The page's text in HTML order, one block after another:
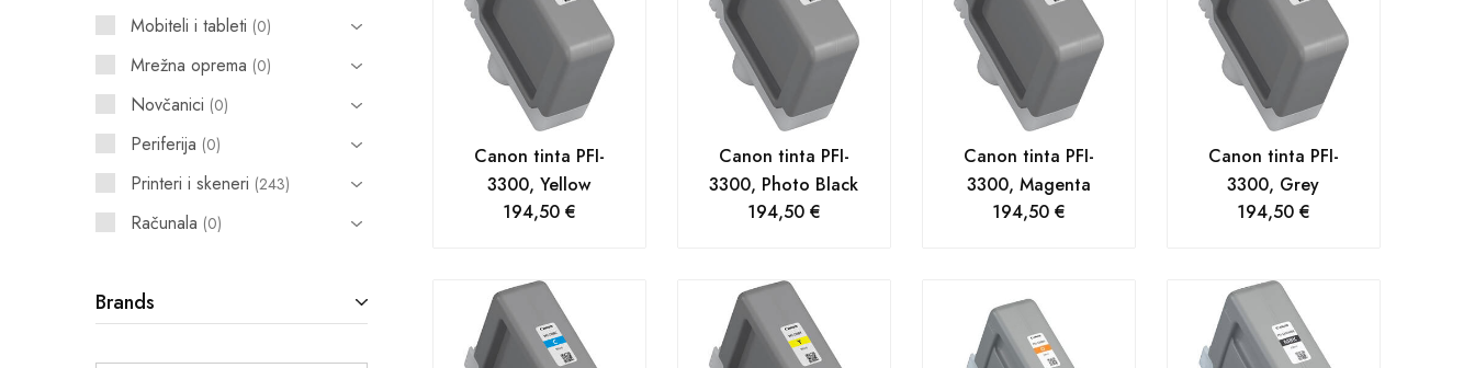
Canon tinta PFI-
3300, Yellow
194,50 €
Canon tinta PFI-
3300, Photo Black
194,50 €
Canon tinta PFI-
3300, Magenta
194,50 €
Canon tinta PFI-
3300, Grey
194,50 €
Mobiteli i tableti 0
Mrežna oprema 0
Novčanici 0
Periferija 0
Printeri i skeneri 243
Računala 0
Brands